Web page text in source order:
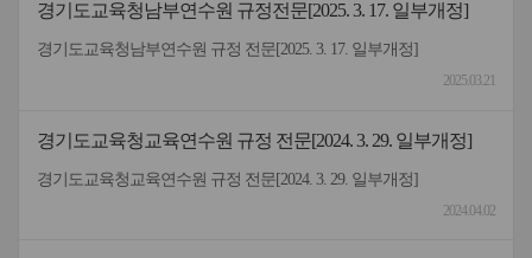
경기도교육청남부연수원 규정전문[2025. 3. 17. 일부개정]
경기도교육청남부연수원 규정 전문[2025. 3. 17. 일부개정]
2025.03.21
경기도교육청교육연수원 규정 전문[2024. 3. 29. 일부개정]
경기도교육청교육연수원 규정 전문[2024. 3. 29. 일부개정]
2024.04.02
유가 될 수 있음